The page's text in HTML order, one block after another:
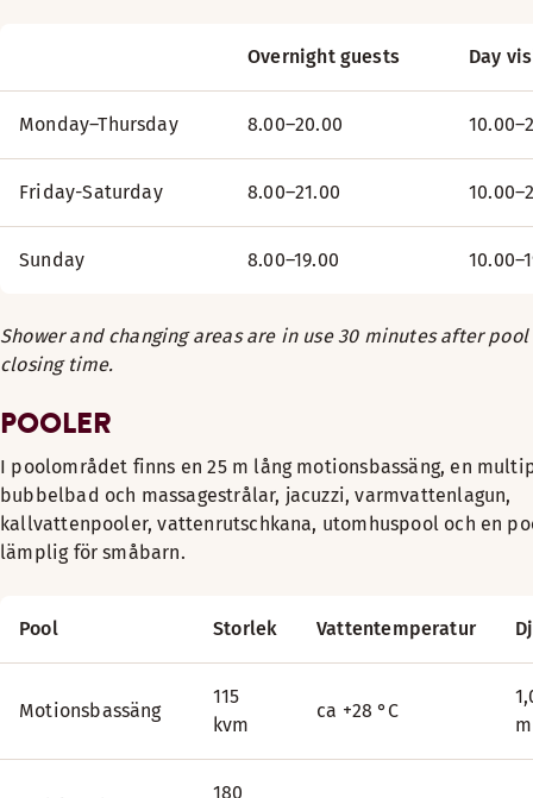
Overnight guests Day
Monday–Thursday 8.00–20.00
Friday-Saturday 8.00–21.00
Sunday 8.00–19.00
Shower and changing areas are in use 30 minutes after pool
closing time.
POOLER
I poolområdet finns en 25 m lång motionsbassäng, en
bubbelbad och massagestrålar, jacuzzi, varmvattenlagun,
kallvattenpooler, vattenrutschkana, utomhuspool och en
lämplig för småbarn.
Pool Storlek Vattentemperatur
Motionsbassäng
115
kvm
ca +28 °C
180
Kortet med 10 besök är giltigt i 12 månader från
*** Familjebiljett: 2 vuxna och 2–3 barn
Kostnadsfritt för barn under 3 år samt vårdare och